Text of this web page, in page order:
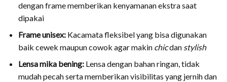
dengan frame memberikan kenyamanan ekstra saat
dipakai
Frameunisex: Kacamata fleksibel yang bisa digunakan
baik cewek maupun cowok agar makin chicdan stylish
Lensa mika bening:Lensa dengan bahan ringan, tidak
mudah pecah serta memberikan visibilitas yang jernih dan